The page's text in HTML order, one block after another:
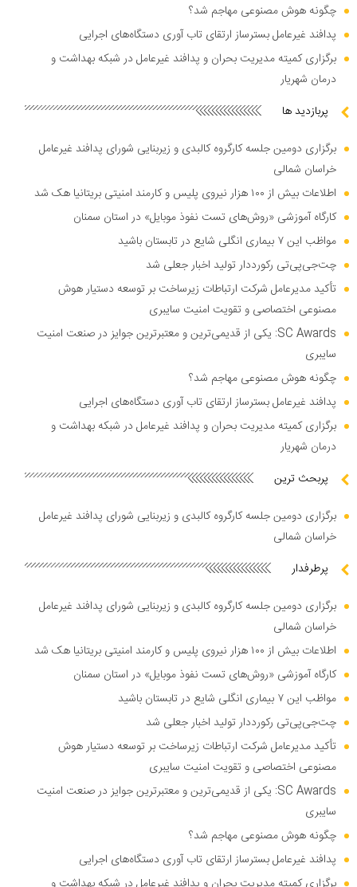
چگونه هوش مصنوعی مهاجم شد؟
پدافند غیرعامل بسترساز ارتقای تاب آوری دستگاه‌های اجرایی
برگزاری کمیته مدیریت بحران و پدافند غیرعامل در شبکه بهداشت و
درمان شهریار
پربازدید ها
برگزاری دومین جلسه کارگروه کالبدی و زیربنایی شورای پدافند غیرعامل
خراسان شمالی
اطلاعات بیش از ۱۰۰ هزار نیروی پلیس و کارمند امنیتی بریتانیا هک شد
کارگاه آموزشی «روش‌های تست نفوذ موبایل» در استان سمنان
مواظب این ۷ بیماری انگلی شایع در تابستان باشید
چت‌جی‌پی‌تی رکورددار تولید اخبار جعلی شد
تأکید مدیرعامل شرکت ارتباطات زیرساخت بر توسعه دستیار هوش
مصنوعی اختصاصی و تقویت امنیت سایبری
SC Awards: یکی از قدیمی‌ترین و معتبرترین جوایز در صنعت امنیت
سایبری
چگونه هوش مصنوعی مهاجم شد؟
پدافند غیرعامل بسترساز ارتقای تاب آوری دستگاه‌های اجرایی
برگزاری کمیته مدیریت بحران و پدافند غیرعامل در شبکه بهداشت و
درمان شهریار
پربحث ترین
برگزاری دومین جلسه کارگروه کالبدی و زیربنایی شورای پدافند غیرعامل
خراسان شمالی
پرطرفدار
برگزاری دومین جلسه کارگروه کالبدی و زیربنایی شورای پدافند غیرعامل
خراسان شمالی
اطلاعات بیش از ۱۰۰ هزار نیروی پلیس و کارمند امنیتی بریتانیا هک شد
کارگاه آموزشی «روش‌های تست نفوذ موبایل» در استان سمنان
مواظب این ۷ بیماری انگلی شایع در تابستان باشید
چت‌جی‌پی‌تی رکورددار تولید اخبار جعلی شد
تأکید مدیرعامل شرکت ارتباطات زیرساخت بر توسعه دستیار هوش
مصنوعی اختصاصی و تقویت امنیت سایبری
SC Awards: یکی از قدیمی‌ترین و معتبرترین جوایز در صنعت امنیت
سایبری
چگونه هوش مصنوعی مهاجم شد؟
پدافند غیرعامل بسترساز ارتقای تاب آوری دستگاه‌های اجرایی